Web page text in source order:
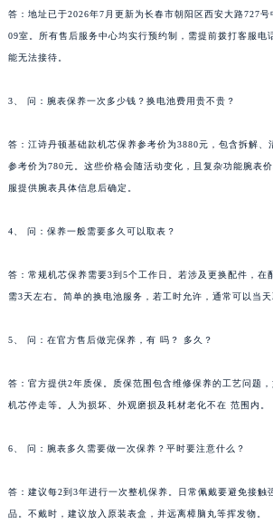
答：地址已于2026年7月更新为长春市朝阳区西安大路727
09室。所有售后服务中心均实行预约制，需提前拨打客服电
能无法接待。
3、 问：腕表保养一次多少钱？换电池费用贵不贵？
答：江诗丹顿基础款机芯保养参考价为3880元，包含拆解、
参考价为780元。这些价格会随活动变化，且复杂功能腕表
服提供腕表具体信息后确定。
4、 问：保养一般需要多久可以取表？
答：常规机芯保养需要3到5个工作日。若涉及更换配件，在
需3天左右。简单的换电池服务，若工时允许，通常可以当天
5、 问：在官方售后做完保养，有 吗？ 多久？
答：官方提供2年质保。质保范围包含维修保养的工艺问题，
机芯停走等。人为损坏、外观磨损及耗材老化不在 范围内。
6、 问：腕表多久需要做一次保养？平时要注意什么？
答：建议每2到3年进行一次整机保养。日常佩戴要避免接触
品。不戴时，建议放入原装表盒，并远离樟脑丸等挥发物。